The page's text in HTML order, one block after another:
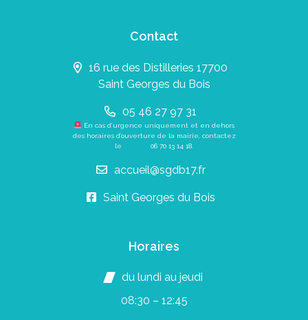
Contact
16 rue des Distilleries 17700
Saint Georges du Bois
05 46 27 97 31
En cas d’urgence uniquement et en dehors
des horaires d’ouverture de la mairie, contactez
le 06 70 13 14 18.
accueil@sgdb17.fr
Saint Georges du Bois
Horaires
du lundi au jeudi
08:30 – 12:45